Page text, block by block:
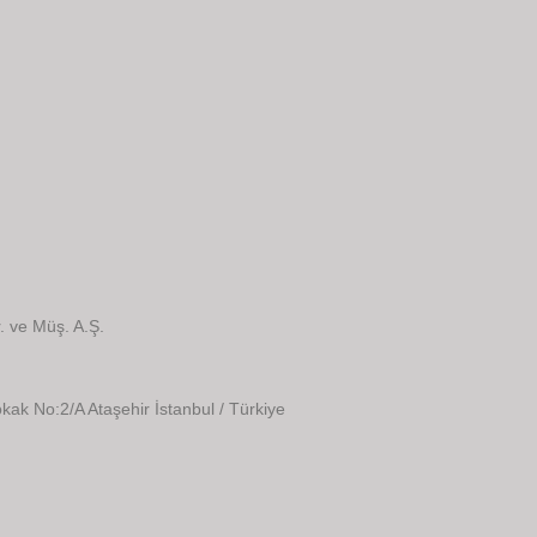
ve Müş. A.Ş.
No:2/A Ataşehir İstanbul / Türkiye